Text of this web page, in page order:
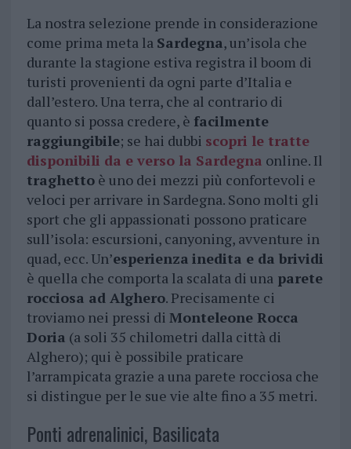
La nostra selezione prende in considerazione
come prima meta la Sardegna, un’isola che
durante la stagione estiva registra il boom di
turisti provenienti da ogni parte d’Italia e
dall’estero. Una terra, che al contrario di
quanto si possa credere, è facilmente
raggiungibile; se hai dubbi scopri le tratte
disponibili da e verso la Sardegna online. Il
traghettoè uno dei mezzi più confortevoli e
veloci per arrivare in Sardegna. Sono molti gli
sport che gli appassionati possono praticare
sull’isola: escursioni, canyoning, avventure in
quad, ecc. Un’esperienza inedita e da brividi
è quella che comporta la scalata di unaparete
rocciosa ad Alghero. Precisamente ci
troviamo nei pressi di Monteleone Rocca
Doria (a soli 35 chilometri dalla città di
Alghero); qui è possibile praticare
l’arrampicata grazie a una parete rocciosa che
si distingue per le sue vie alte fino a 35 metri.
Ponti adrenalinici, Basilicata